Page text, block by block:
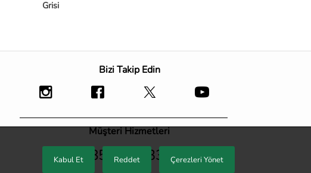
Grisi
Bizi Takip Edin
Müşteri Hizmetleri
0850 466 33 33
Kabul Et Reddet Çerezleri Yönet